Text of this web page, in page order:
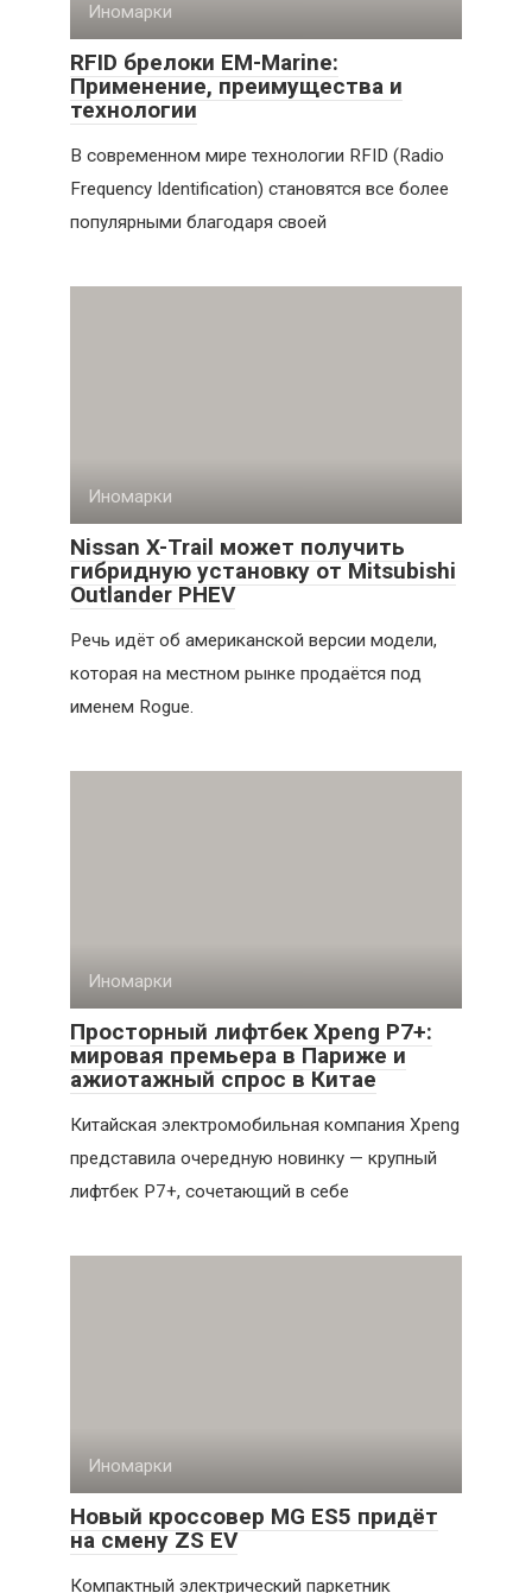
Иномарки
RFID брелоки EM-Marine:
Применение, преимущества и
технологии
В современном мире технологии RFID (Radio
Frequency Identification) становятся все более
популярными благодаря своей
Иномарки
Nissan X-Trail может получить
гибридную установку от Mitsubishi
Outlander PHEV
Речь идёт об американской версии модели,
которая на местном рынке продаётся под
именем Rogue.
Иномарки
Просторный лифтбек Xpeng P7+:
мировая премьера в Париже и
ажиотажный спрос в Китае
Китайская электромобильная компания Xpeng
представила очередную новинку — крупный
лифтбек P7+, сочетающий в себе
Иномарки
Новый кроссовер MG ES5 придёт
на смену ZS EV
Компактный электрический паркетник